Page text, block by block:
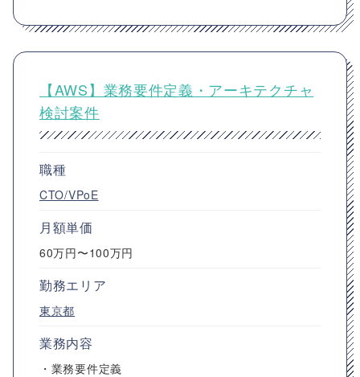
【AWS】業務要件定義・アーキテクチャ
検討案件
職種
CTO/VPoE
月額単価
60万円〜100万円
勤務エリア
東京都
業務内容
・業務要件定義